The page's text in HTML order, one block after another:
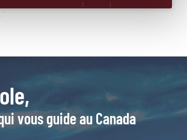
vous guide au Canada